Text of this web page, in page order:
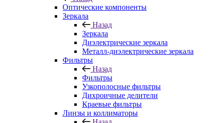
Оптические компоненты
Зеркала
Назад
Зеркала
Диэлектрические зеркала
Металл-диэлектрические зеркала
Фильтры
Назад
Фильтры
Узкополосные фильтры
Дихроичные делители
Краевые фильтры
Линзы и коллиматоры